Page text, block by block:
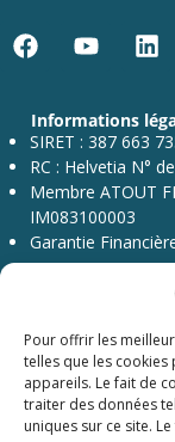
Pour offrir les
telles que les
appareils. Le fait de
traiter des données
uniques sur ce site.
F
c
e
b
o
o
k
u
t
u
b
e
L
n
k
e
d
n
Informations
SIRET : 387 663
RC : Helvetia N°
Membre ATOUT
IM083100003
Garantie